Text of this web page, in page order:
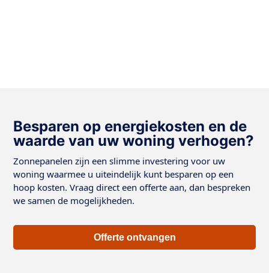
Besparen op energiekosten en de
waarde van uw woning verhogen?
Zonnepanelen zijn een slimme investering voor uw
woning waarmee u uiteindelijk kunt besparen op een
hoop kosten. Vraag direct een offerte aan, dan bespreken
we samen de mogelijkheden.
Offerte ontvangen